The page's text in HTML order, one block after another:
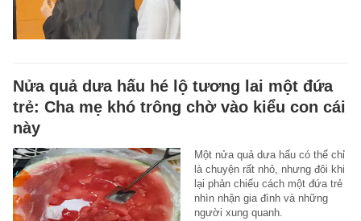
Nửa quả dưa hấu hé lộ tương lai một đứa
trẻ: Cha mẹ khó trông chờ vào kiểu con cái
này
Một nửa quả dưa hấu có thể chỉ
là chuyện rất nhỏ, nhưng đôi khi
lại phản chiếu cách một đứa trẻ
nhìn nhận gia đình và những
người xung quanh.